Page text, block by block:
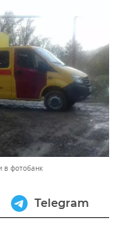
в фотобанк
Telegram